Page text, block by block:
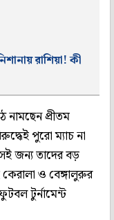
রাশিয়া! কী
নামছেন প্রীতম
পুরো ম্যাচ না
জন্য তাদের বড়
ও বেঙ্গালুরুর
টুর্নামেন্ট